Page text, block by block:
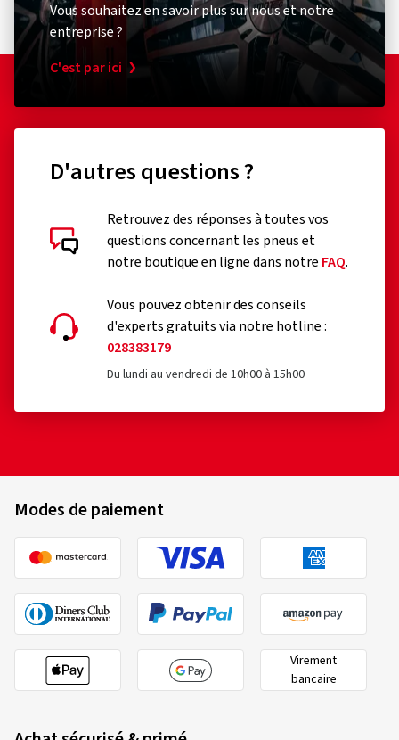
Vous souhaitez en savoir plus sur nous et notre
entreprise ?
C'est par ici
D'autres questions ?
Retrouvez des réponses à toutes vos
questions concernant les pneus et
notre boutique en ligne dans notre FAQ.
Vous pouvez obtenir des conseils
d'experts gratuits via notre hotline :
028383179
Du lundi au vendredi de 10h00 à 15h00
Modes de paiement
Virement
bancaire